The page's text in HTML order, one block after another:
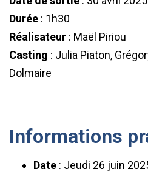
Durée : 1h30
Réalisateur : Maël Piriou
Casting : Julia Piaton,
Dolmaire
Informations
Date : Jeudi 26 juin